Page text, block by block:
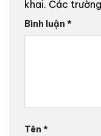
khai. Các
Bình luận *
Tên *